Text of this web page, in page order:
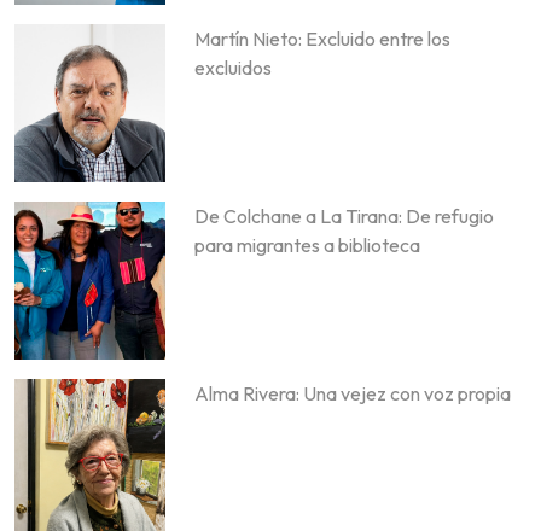
Martín Nieto: Excluido entre los
excluidos
De Colchane a La Tirana: De refugio
para migrantes a biblioteca
Alma Rivera: Una vejez con voz propia